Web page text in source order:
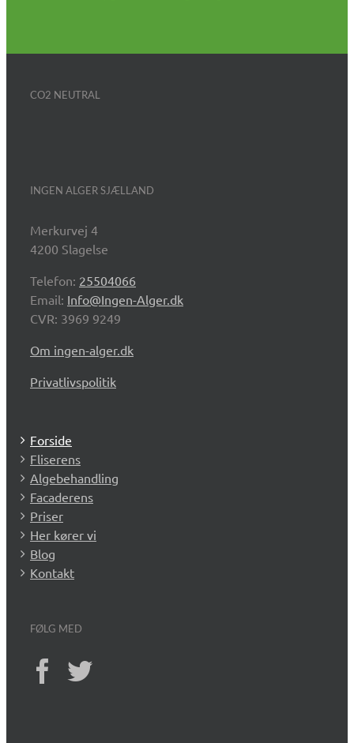
CO2 NEUTRAL
INGEN ALGER SJÆLLAND
Merkurvej 4
4200 Slagelse
Telefon: 25504066
Email: Info@Ingen-Alger.dk
CVR: 3969 9249
Om ingen-alger.dk
Privatlivspolitik
Forside
Fliserens
Algebehandling
Facaderens
Priser
Her kører vi
Blog
Kontakt
FØLG MED